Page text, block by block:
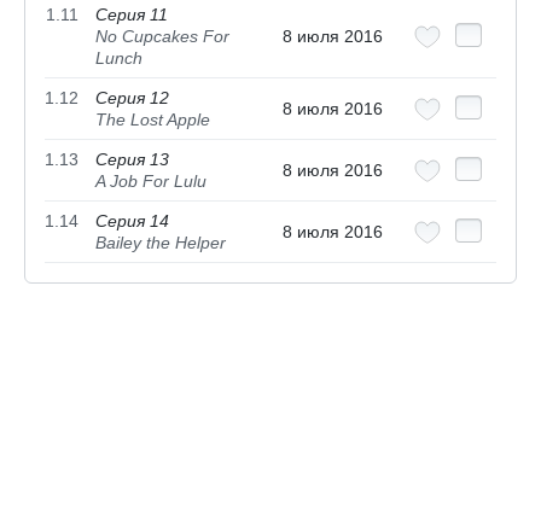
1.11
Серия 11
No Cupcakes For
Lunch
8 июля 2016
1.12
Серия 12
The Lost Apple
8 июля 2016
1.13
Серия 13
A Job For Lulu
8 июля 2016
1.14
Серия 14
Bailey the Helper
8 июля 2016